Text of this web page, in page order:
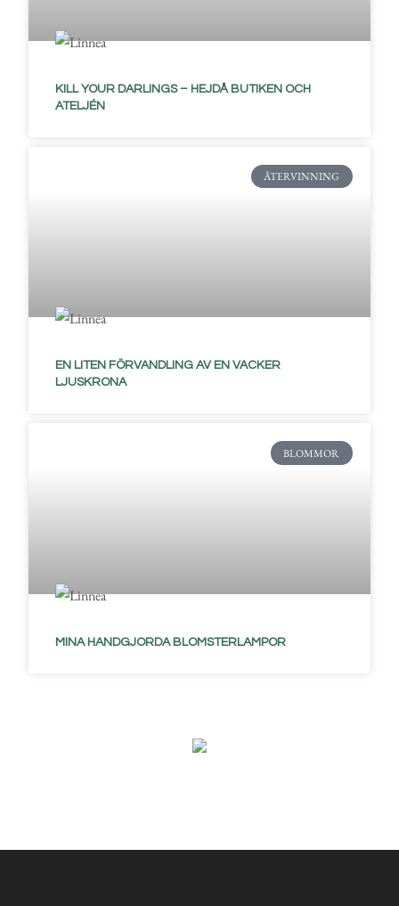
KILL YOUR DARLINGS – HEJDÅ BUTIKEN OCH
ATELJÉN
ÅTERVINNING
EN LITEN FÖRVANDLING AV EN VACKER
LJUSKRONA
BLOMMOR
MINA HANDGJORDA BLOMSTERLAMPOR